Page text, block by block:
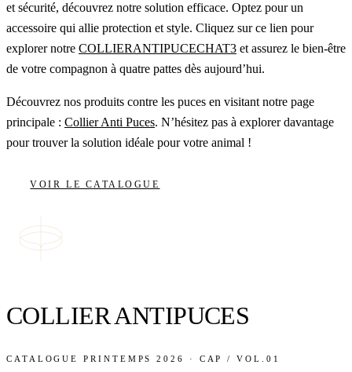
et sécurité, découvrez notre solution efficace. Optez pour un
accessoire qui allie protection et style. Cliquez sur ce lien pour
explorer notre COLLIERANTIPUCECHAT3 et assurez le bien-être
de votre compagnon à quatre pattes dès aujourd’hui.
Découvrez nos produits contre les puces en visitant notre page
principale : Collier Anti Puces. N’hésitez pas à explorer davantage
pour trouver la solution idéale pour votre animal !
VOIR LE CATALOGUE
COLLIER ANTIPUCES
CATALOGUE PRINTEMPS 2026 · CAP / VOL.01